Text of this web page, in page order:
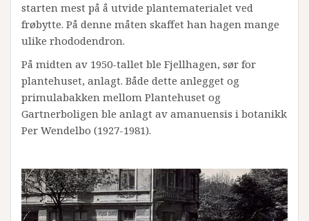
starten mest på å utvide plantematerialet ved
frøbytte. På denne måten skaffet han hagen mange
ulike rhododendron.
På midten av 1950-tallet ble Fjellhagen, sør for
plantehuset, anlagt. Både dette anlegget og
primulabakken mellom Plantehuset og
Gartnerboligen ble anlagt av amanuensis i botanikk
Per Wendelbo (1927-1981).